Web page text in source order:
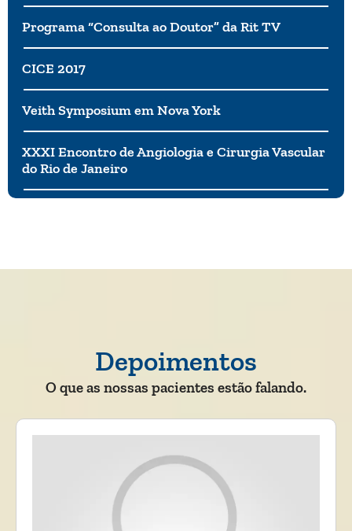
Programa “Consulta ao Doutor” da Rit TV
CICE 2017
Veith Symposium em Nova York
XXXI Encontro de Angiologia e Cirurgia Vascular
do Rio de Janeiro
Depoimentos
O que as nossas pacientes estão falando.